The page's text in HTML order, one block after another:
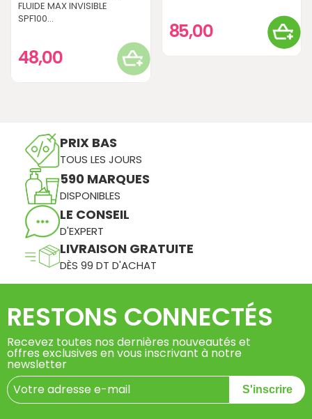
FLUIDE MAX INVISIBLE
SPF100...
48,00
85,00
PRIX BAS
TOUS LES JOURS
590 MARQUES
DISPONIBLES
LE CONSEIL
D'EXPERT
LIVRAISON GRATUITE
DÈS 99 DT D'ACHAT
RESTONS CONNECTÉS
Recevez toutes nos dernières nouveautés et
offres exclusives en vous inscrivant à notre
newsletter
S'inscrire